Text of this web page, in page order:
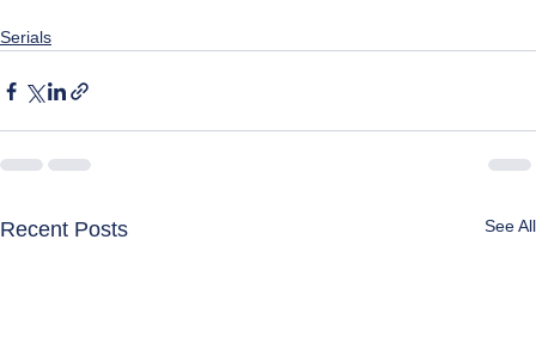
Serials
Recent Posts See All